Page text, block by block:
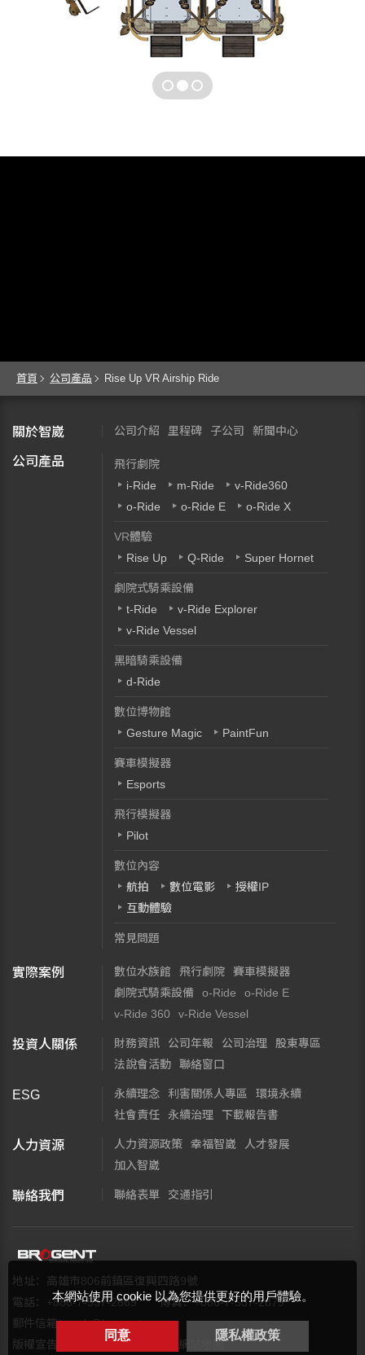
本網站使用 cookie 以為您提供更好的用戶體驗。
隱私權政策
同意
首頁 公司產品 Rise Up VR Airship Ride
關於智崴 公司介紹 里程碑 子公司 新聞中心
公司產品
飛行劇院
i-Ride
m-Ride
v-Ride360
o-Ride
o-Ride E o-Ride X
VR體驗
Rise Up
Q-Ride Super Hornet
劇院式騎乘設備
t-Ride
v-Ride Explorer
v-Ride Vessel
黑暗騎乘設備
d-Ride
數位博物館
Gesture Magic
PaintFun
賽車模擬器
Esports
飛行模擬器
Pilot
數位內容
航拍
數位電影
授權IP
互動體驗
常見問題
實際案例 數位水族館 飛行劇院
賽車模擬器
劇院式騎乘設備
o-Ride
o-Ride E
v-Ride 360
v-Ride Vessel
投資人關係 財務資訊 公司年報 公司治理
股東專區
法說會活動
聯絡窗口
ESG 永續理念 利害關係人專區
環境永續
社會責任
永續治理 下載報告書
人力資源 人力資源政策 幸福智崴
人才發展
加入智崴
聯絡我們 聯絡表單 交通指引
地址：高雄市806前鎮區復興四路9號
電話：+886-7-537-2869
傳真：+886-7-537-2879
郵件信箱：web@brogent.com
版權宣告
隱私權保護政策 網站地圖